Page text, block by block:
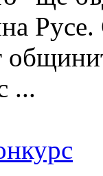
Русе.
...